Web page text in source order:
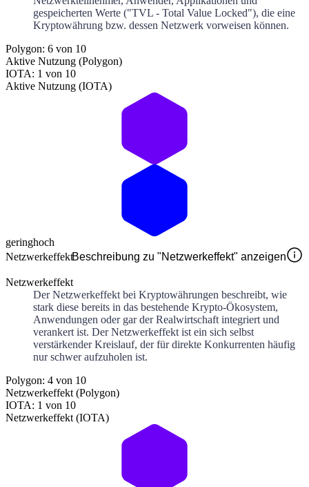
gespeicherten Werte ("TVL - Total Value Locked"), die eine
Kryptowährung bzw. dessen Netzwerk vorweisen können.
Polygon: 6 von 10
Aktive Nutzung (Polygon)
IOTA: 1 von 10
Aktive Nutzung (IOTA)
geringhoch
NetzwerkeffektBeschreibung zu "Netzwerkeffekt" anzeigen
Netzwerkeffekt
Der Netzwerkeffekt bei Kryptowährungen beschreibt, wie
stark diese bereits in das bestehende Krypto-Ökosystem,
Anwendungen oder gar der Realwirtschaft integriert und
verankert ist. Der Netzwerkeffekt ist ein sich selbst
verstärkender Kreislauf, der für direkte Konkurrenten häufig
nur schwer aufzuholen ist.
Polygon: 4 von 10
Netzwerkeffekt (Polygon)
IOTA: 1 von 10
Netzwerkeffekt (IOTA)